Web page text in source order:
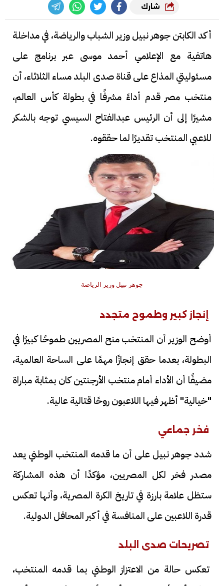
شارك
أكد الكابتن جوهر نبيل وزير الشباب والرياضة، في مداخلة
هاتفية مع الإعلامي أحمد موسى عبر برنامج على
مسئوليتي المذاع على قناة صدى البلد مساء الثلاثاء، أن
منتخب مصر قدم أداءً مشرفًا في بطولة كأس العالم،
مشيرًا إلى أن الرئيس عبدالفتاح السيسي توجه بالشكر
للاعبي المنتخب تقديرًا لما حققوه.
جوهر نبيل وزير الرياضة
إنجاز كبير وطموح متجدد
أوضح الوزير أن المنتخب منح المصريين طموحًا كبيرًا في
البطولة، بعدما حقق إنجازًا مهمًا على الساحة العالمية،
مضيفًا أن الأداء أمام منتخب الأرجنتين كان بمثابة مباراة
"خيالية" أظهر فيها اللاعبون روحًا قتالية عالية.
فخر جماعي
شدد جوهر نبيل على أن ما قدمه المنتخب الوطني يعد
مصدر فخر لكل المصريين، مؤكدًا أن هذه المشاركة
ستظل علامة بارزة في تاريخ الكرة المصرية، وأنها تعكس
قدرة اللاعبين على المنافسة في أكبر المحافل الدولية.
تصريحات صدى البلد
تعكس حالة من الاعتزاز الوطني بما قدمه المنتخب،